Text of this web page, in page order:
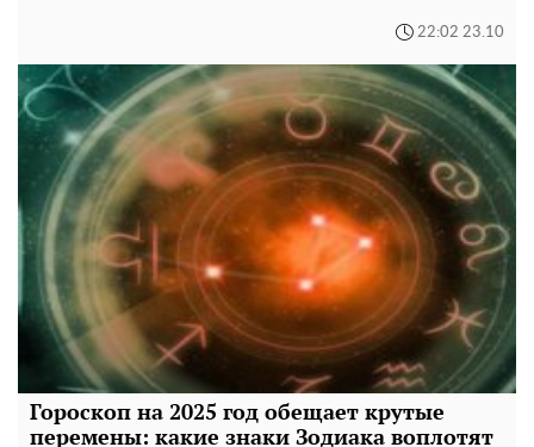
22:02 23.10
Гороскоп на 2025 год обещает крутые
перемены: какие знаки Зодиака воплотят